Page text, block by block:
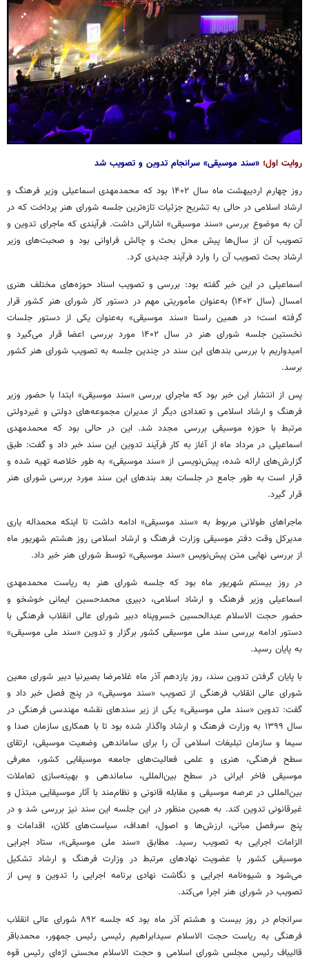
روایت اول؛ «سند موسیقی» سرانجام تدوین و تصویب شد
روز چهارم اردیبهشت ماه سال ۱۴۰۲ بود که محمدمهدی اسماعیلی وزیر فرهنگ و
ارشاد اسلامی در حالی به تشریح جزئیات تازه‌ترین جلسه شورای هنر پرداخت که در
آن به موضوع بررسی «سند موسیقی» اشاراتی داشت. فرآیندی که ماجرای تدوین و
تصویب آن از سال‌ها پیش محل بحث و چالش فراوانی بود و صحبت‌های وزیر
ارشاد بحث تصویب آن را وارد فرآیند جدیدی کرد.
اسماعیلی در این خبر گفته بود: بررسی و تصویب اسناد حوزه‌های مختلف هنری
امسال (سال ۱۴۰۲) به‌عنوان مأموریتی مهم در دستور کار شورای هنر کشور قرار
گرفته است؛ در همین راستا «سند موسیقی» به‌عنوان یکی از دستور جلسات
نخستین جلسه شورای هنر در سال ۱۴۰۲ مورد بررسی اعضا قرار می‌گیرد و
امیدواریم با بررسی بندهای این سند در چندین جلسه به تصویب شورای هنر کشور
برسد.
پس از انتشار این خبر بود که ماجرای بررسی «سند موسیقی» ابتدا با حضور وزیر
فرهنگ و ارشاد اسلامی و تعدادی دیگر از مدیران مجموعه‌های دولتی و غیردولتی
مرتبط با حوزه موسیقی بررسی مجدد شد. این در حالی بود که محمدمهدی
اسماعیلی در مرداد ماه از آغاز به کار فرآیند تدوین این سند خبر داد و گفت: طبق
گزارش‌های ارائه شده، پیش‌نویسی از «سند موسیقی» به طور خلاصه تهیه شده و
قرار است به طور جامع در جلسات بعد بندهای این سند مورد بررسی شورای هنر
قرار گیرد.
ماجراهای طولانی مربوط به «سند موسیقی» ادامه داشت تا اینکه محمداله یاری
مدیرکل وقت دفتر موسیقی وزارت فرهنگ و ارشاد اسلامی روز هشتم شهریور ماه
از بررسی نهایی متن پیش‌نویس «سند موسیقی» توسط شورای هنر خبر داد.
در روز بیستم شهریور ماه بود که جلسه شورای هنر به ریاست محمدمهدی
اسماعیلی وزیر فرهنگ و ارشاد اسلامی، دبیری محمدحسین ایمانی خوشخو و
حضور حجت الاسلام عبدالحسین خسروپناه دبیر شورای عالی انقلاب فرهنگی با
دستور ادامه بررسی سند ملی موسیقی کشور برگزار و تدوین «سند ملی موسیقی»
به پایان رسید.
با پایان گرفتن تدوین سند، روز یازدهم آذر ماه غلامرضا بصیرنیا دبیر شورای معین
شورای عالی انقلاب فرهنگی از تصویب «سند موسیقی» در پنج فصل خبر داد و
گفت: تدوین «سند ملی موسیقی» یکی از زیر سندهای نقشه مهندسی فرهنگی در
سال ۱۳۹۹ به وزارت فرهنگ و ارشاد واگذار شده بود تا با همکاری سازمان صدا و
سیما و سازمان تبلیغات اسلامی آن را برای ساماندهی وضعیت موسیقی، ارتقای
سطح فرهنگی، هنری و علمی فعالیت‌های جامعه موسیقایی کشور، معرفی
موسیقی فاخر ایرانی در سطح بین‌المللی، ساماندهی و بهینه‌سازی تعاملات
بین‌المللی در عرصه موسیقی و مقابله قانونی و نظام‌مند با آثار موسیقایی مبتذل و
غیرقانونی تدوین کند. به همین منظور در این جلسه این سند نیز بررسی شد و در
پنج سرفصل مبانی، ارزش‌ها و اصول، اهداف، سیاست‌های کلان، اقدامات و
الزامات اجرایی به تصویب رسید. مطابق «سند ملی موسیقی»، ستاد اجرایی
موسیقی کشور با عضویت نهادهای مرتبط در وزارت فرهنگ و ارشاد تشکیل
می‌شود و شیوه‌نامه اجرایی و نگاشت نهادی برنامه اجرایی را تدوین و پس از
تصویب در شورای هنر اجرا می‌کند.
سرانجام در روز بیست و هشتم آذر ماه بود که جلسه ۸۹۲ شورای عالی انقلاب
فرهنگی به ریاست حجت الاسلام سیدابراهیم رئیسی رئیس جمهور، محمدباقر
قالیباف رئیس مجلس شورای اسلامی و حجت الاسلام محسنی اژه‌ای رئیس قوه